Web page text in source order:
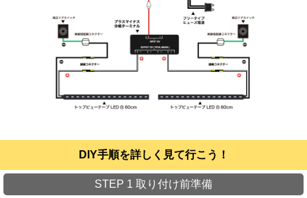
DIY手順を詳しく見て行こう！
STEP 1 取り付け前準備